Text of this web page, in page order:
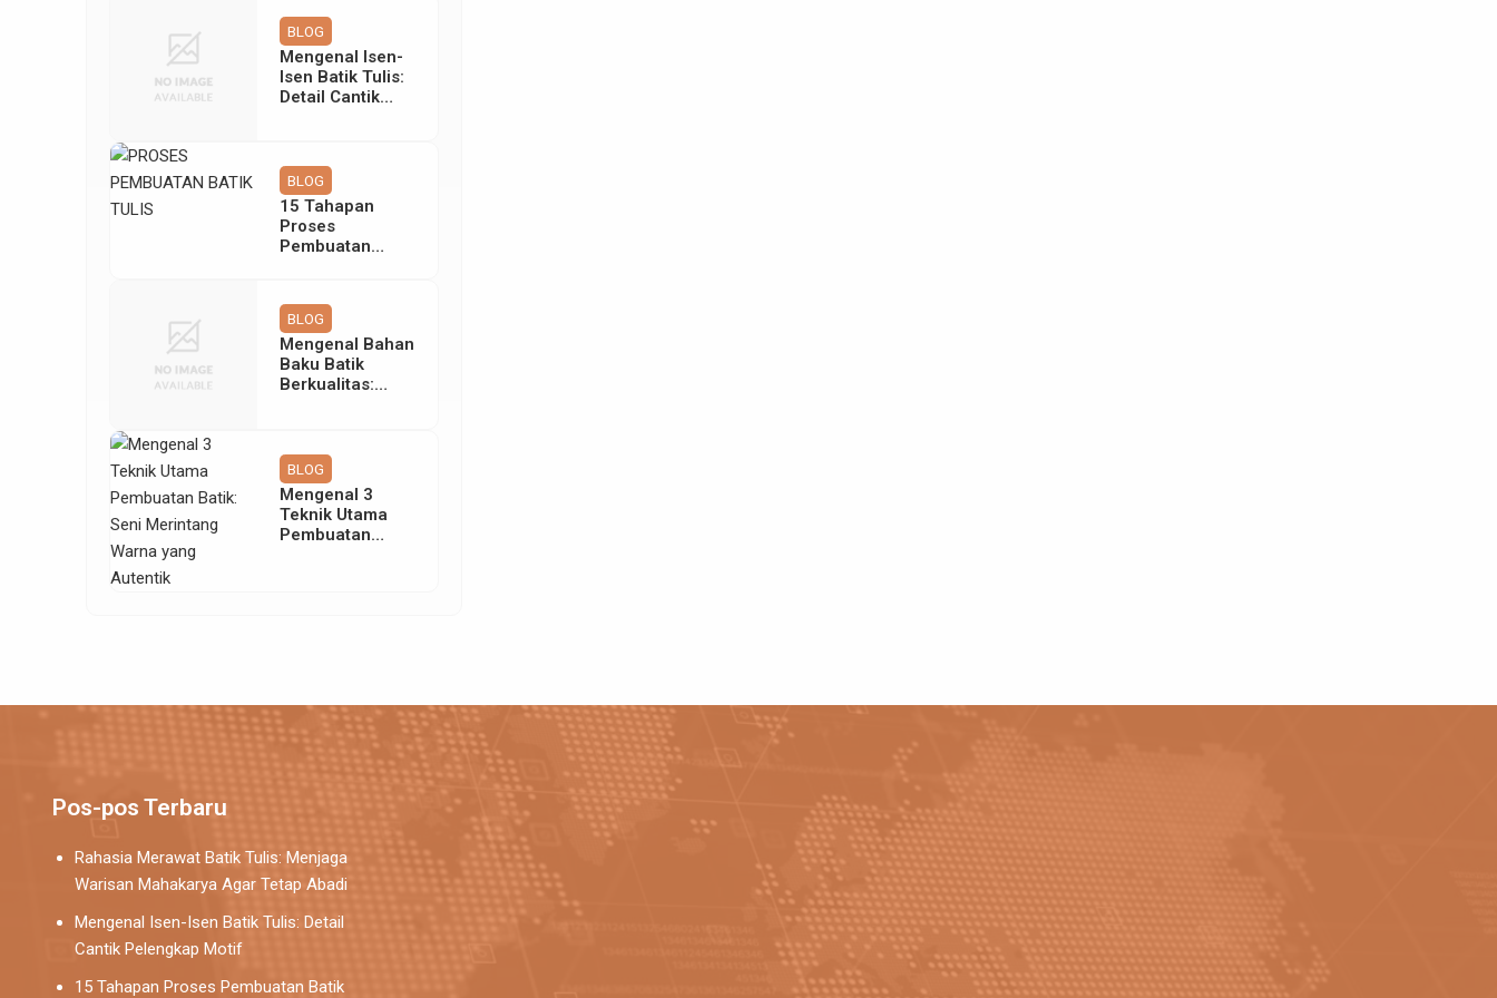
Tetap Abadi
BLOG
Mengenal Isen-
Isen Batik Tulis:
Detail Cantik
BLOG
15 Tahapan
Proses
Pembuatan
BLOG
Mengenal Bahan
Baku Batik
Berkualitas:
BLOG
Mengenal 3
Teknik Utama
Pembuatan
Pos-pos Terbaru
Rahasia Merawat Batik Tulis: Menjaga
Warisan Mahakarya Agar Tetap Abadi
Mengenal Isen-Isen Batik Tulis: Detail
Cantik Pelengkap Motif
15 Tahapan Proses Pembuatan Batik